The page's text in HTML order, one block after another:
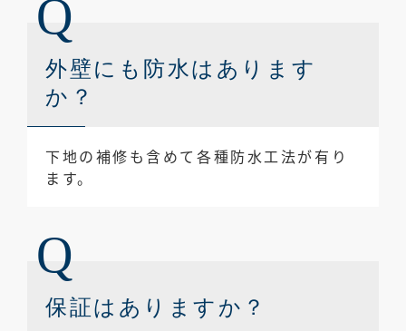
外壁にも防水はあります
か？
下地の補修も含めて各種防水工法が有り
ます。
保証はありますか？